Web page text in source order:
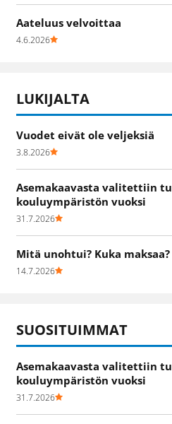
Aateluus velvoittaa
4.6.2026
LUKIJALTA
Vuodet eivät ole veljeksiä
3.8.2026
Asemakaavasta valitettiin
kouluympäristön vuoksi
31.7.2026
Mitä unohtui? Kuka maksaa?
14.7.2026
SUOSITUIMMAT
Asemakaavasta valitettiin
kouluympäristön vuoksi
31.7.2026